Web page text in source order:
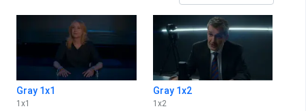
Gray 1x1
1 x1
Gray 1x2
1 x2